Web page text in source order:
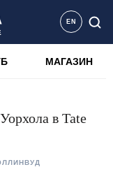
EN
МАГАЗИН
в Tate